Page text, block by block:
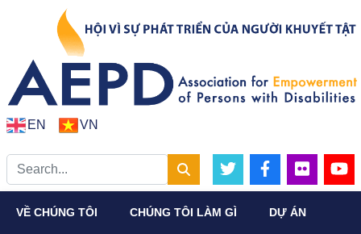
EN VN
VỀ CHÚNG TÔI CHÚNG TÔI LÀM GÌ DỰ ÁN